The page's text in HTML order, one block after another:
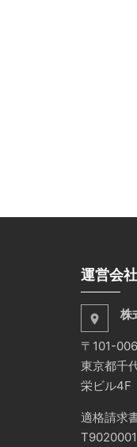
運営会社
place 株
〒101-
東京都千
栄ビル4F
適格請求